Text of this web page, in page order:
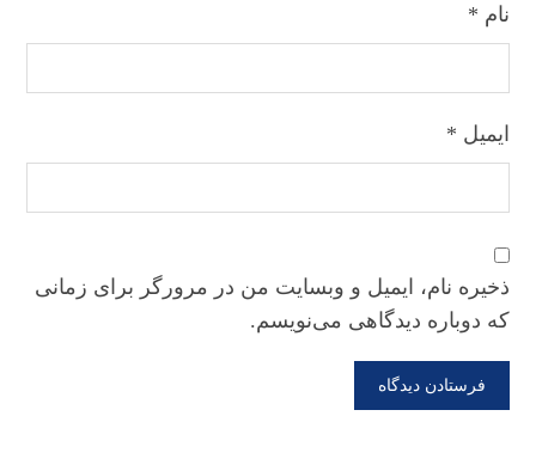
نام *
ایمیل *
ذخیره نام، ایمیل و وبسایت من در مرورگر برای زمانی
که دوباره دیدگاهی می‌نویسم.